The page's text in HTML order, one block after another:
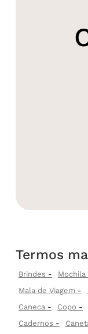
Termos
Brindes Mochila
Mala de Viagem
Caneca
Copo
Cadernos